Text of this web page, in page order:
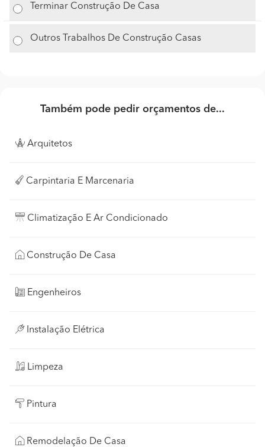
Terminar Construção De Casa
Outros Trabalhos De Construção Casas
Também pode pedir orçamentos de...
Arquitetos
Carpintaria E Marcenaria
Climatização E Ar Condicionado
Construção De Casa
Engenheiros
Instalação Elétrica
Limpeza
Pintura
Remodelação De Casa